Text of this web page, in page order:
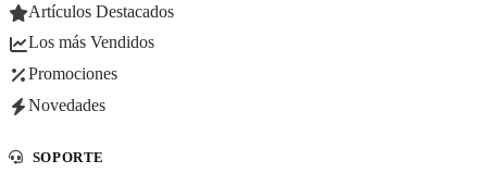
Artículos Destacados
Los más Vendidos
Promociones
Novedades
SOPORTE